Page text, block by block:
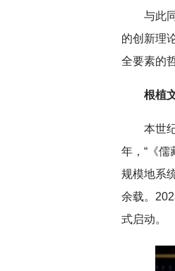
与此
的创新理
全要素的
根植
本世
年，“《
规模地系
余载。
式启动。